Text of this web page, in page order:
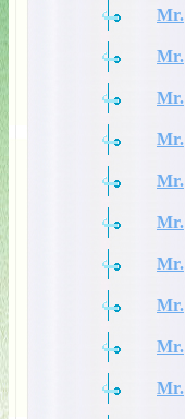
Mr.
Mr.
Mr.
Mr.
Mr.
Mr.
Mr.
Mr.
Mr.
Mr.